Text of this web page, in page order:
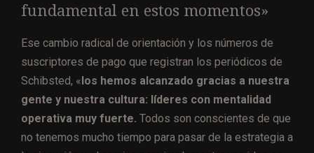
fundamental en estos momentos»
Ese cambio radical de orientación y los números de
suscriptores de pago que registran los periódicos de
Schibsted, «los hemos alcanzado gracias a nuestra
gente y nuestra cultura: líderes con mentalidad
operativa muy fuerte. Todos son conscientes de que
no tenemos mucho tiempo para pasar de la estrategia a